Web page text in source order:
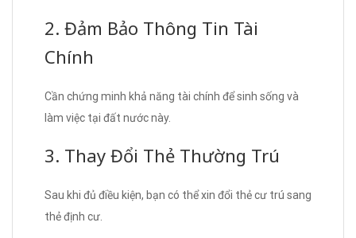
2. Đảm Bảo Thông Tin Tài
Chính
Cần chứng minh khả năng tài chính để sinh sống và
làm việc tại đất nước này.
3. Thay Đổi Thẻ Thường Trú
Sau khi đủ điều kiện, bạn có thể xin đổi thẻ cư trú sang
thẻ định cư.